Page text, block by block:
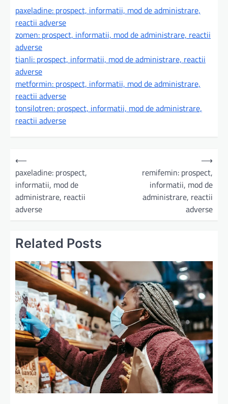
paxeladine: prospect, informatii, mod de administrare,
reactii adverse
zomen: prospect, informatii, mod de administrare, reactii
adverse
tianli: prospect, informatii, mod de administrare, reactii
adverse
metformin: prospect, informatii, mod de administrare,
reactii adverse
tonsilotren: prospect, informatii, mod de administrare,
reactii adverse
N
g
⟵
paxeladine: prospect,
informatii, mod de
administrare, reactii
adverse
remifemin: prospect,
informatii, mod de
administrare, reactii
adverse
⟶
Related Posts